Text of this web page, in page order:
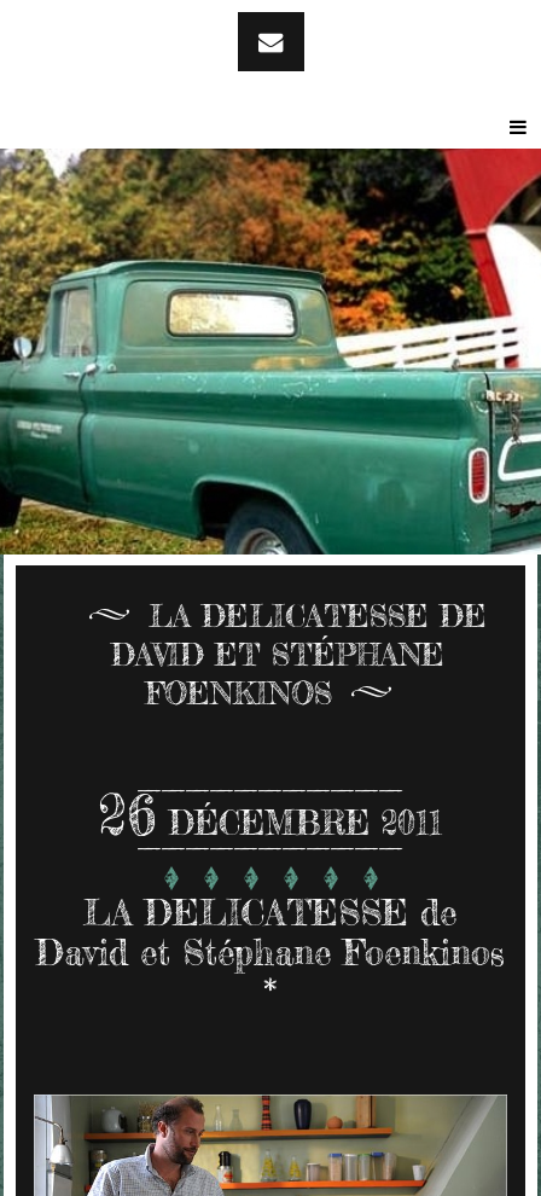
LA DELICATESSE DE
DAVID ET STÉPHANE
FOENKINOS
26 DÉCEMBRE 2011
LA DELICATESSE de
David et Stéphane Foenkinos
*